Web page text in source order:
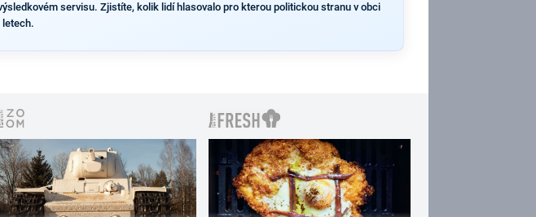
servisu. Zjistíte, kolik lidí hlasovalo pro kterou politickou stranu v obci
letech.